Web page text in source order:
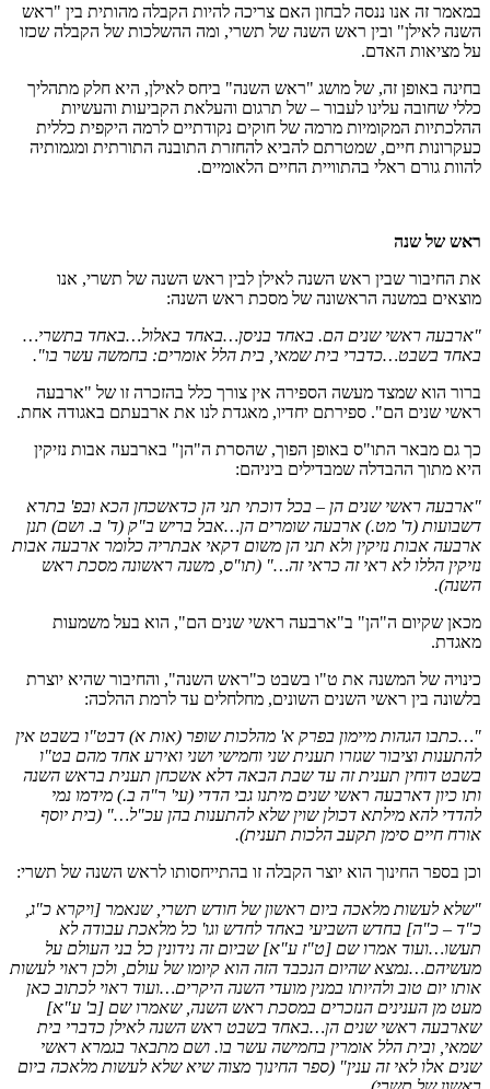
במאמר זה אנו ננסה לבחון האם צריכה להיות הקבלה מהותית בין "ראש
השנה לאילן" ובין ראש השנה של תשרי, ומה ההשלכות של הקבלה שכזו
על מציאות האדם.
בחינה באופן זה, של מושג "ראש השנה" ביחס לאילן, היא חלק מתהליך
כללי שחובה עלינו לעבור – של תרגום והעלאת הקביעות והעשיות
ההלכתיות המקומיות מרמה של חוקים נקודתיים לרמה היקפית כללית
כעקרונות חיים, שמטרתם להביא להחזרת התובנה התורתית ומגמותיה
להוות גורם ראלי בהתוויית החיים הלאומיים.
ראש של שנה
את החיבור שבין ראש השנה לאילן לבין ראש השנה של תשרי, אנו
מוצאים במשנה הראשונה של מסכת ראש השנה:
"ארבעה ראשי שנים הם. באחד בניסן…באחד באלול…באחד בתשרי…
באחד בשבט…כדברי בית שמאי, בית הלל אומרים: בחמשה עשר בו".
ברור הוא שמצד מעשה הספירה אין צורך כלל בהזכרה זו של "ארבעה
ראשי שנים הם". ספירתם יחדיו, מאגדת לנו את ארבעתם באגודה אחת.
כך גם מבאר התו"ס באופן הפוך, שהסרת ה"הן" בארבעה אבות נזיקין
היא מתוך ההבדלה שמבדילים ביניהם:
"ארבעה ראשי שנים הן – בכל דוכתי תני הן כדאשכחן הכא ובפ' בתרא
דשבועות (ד' מט.) ארבעה שומרים הן…אבל בריש ב"ק (ד' ב. ושם) תנן
ארבעה אבות נזיקין ולא תני הן משום דקאי אבתריה כלומר ארבעה אבות
נזיקין הללו לא ראי זה כראי זה…" (תו"ס, משנה ראשונה מסכת ראש
השנה).
מכאן שקיום ה"הן" ב"ארבעה ראשי שנים הם", הוא בעל משמעות
מאגדת.
כינויה של המשנה את ט"ו בשבט כ"ראש השנה", והחיבור שהיא יוצרת
בלשונה בין ראשי השנים השונים, מחלחלים עד לרמת ההלכה:
"…כתבו הגהות מיימון בפרק א' מהלכות שופר (אות א) דבט"ו בשבט אין
להתענות וציבור שגזרו תענית שני וחמישי ושני ואירע אחד מהם בט"ו
בשבט דוחין תענית זה עד שבת הבאה דלא אשכחן תענית בראש השנה
ותו כיון דארבעה ראשי שנים מיתנו גבי הדדי (עי' ר"ה ב.) מידמו נמי
להדדי להא מילתא דכולן שוין שלא להתענות בהן עכ"ל…" (בית יוסף
אורח חיים סימן תקעב הלכות תענית).
וכן בספר החינוך הוא יוצר הקבלה זו בהתייחסותו לראש השנה של תשרי:
"שלא לעשות מלאכה ביום ראשון של חודש תשרי, שנאמר [ויקרא כ"ג,
כ"ד – כ"ה] בחדש השביעי באחד לחדש וגו' כל מלאכת עבודה לא
תעשו…ועוד אמרו שם [ט"ז ע"א] שביום זה נידונין כל בני העולם על
מעשיהם…נמצא שהיום הנכבד הזה הוא קיומו של עולם, ולכן ראוי לעשות
אותו יום טוב ולהיותו במנין מועדי השנה היקרים…ועוד ראוי לכתוב כאן
מעט מן הענינים הנזכרים במסכת ראש השנה, שאמרו שם [ב' ע"א]
שארבעה ראשי שנים הן…באחד בשבט ראש השנה לאילן כדברי בית
שמאי, ובית הלל אומרין בחמישה עשר בו. ושם מתבאר בגמרא ראשי
שנים אלו לאי זה ענין" (ספר החינוך מצוה שיא שלא לעשות מלאכה ביום